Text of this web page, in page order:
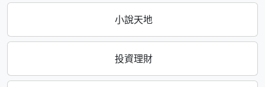
小說天地
投資理財